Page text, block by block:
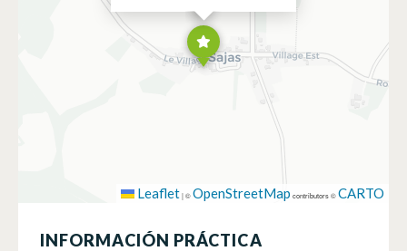
Leaflet|©OpenStreetMap contributors ©CARTO
INFORMACIÓN PRÁCTICA